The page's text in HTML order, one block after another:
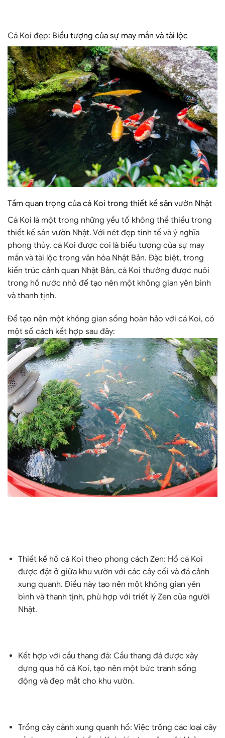
Cá Koi đẹp: Biểu tượng của sự may mắn và tài lộc
Tầm quan trọng của cá Koi trong thiết kế sân vườn Nhật
Cá Koi là một trong những yếu tố không thể thiếu trong
thiết kế sân vườn Nhật. Với nét đẹp tinh tế và ý nghĩa
phong thủy, cá Koi được coi là biểu tượng của sự may
mắn và tài lộc trong văn hóa Nhật Bản. Đặc biệt, trong
kiến trúc cảnh quan Nhật Bản, cá Koi thường được nuôi
trong hồ nước nhỏ để tạo nên một không gian yên bình
và thanh tịnh.
Để tạo nên một không gian sống hoàn hảo với cá Koi, có
một số cách kết hợp sau đây:
Thiết kế hồ cá Koi theo phong cách Zen: Hồ cá Koi
được đặt ở giữa khu vườn với các cây cối và đá cảnh
xung quanh. Điều này tạo nên một không gian yên
bình và thanh tịnh, phù hợp với triết lý Zen của người
Nhật.
Kết hợp với cầu thang đá: Cầu thang đá được xây
dựng qua hồ cá Koi, tạo nên một bức tranh sống
động và đẹp mắt cho khu vườn.
Trồng cây cảnh xung quanh hồ: Việc trồng các loại cây